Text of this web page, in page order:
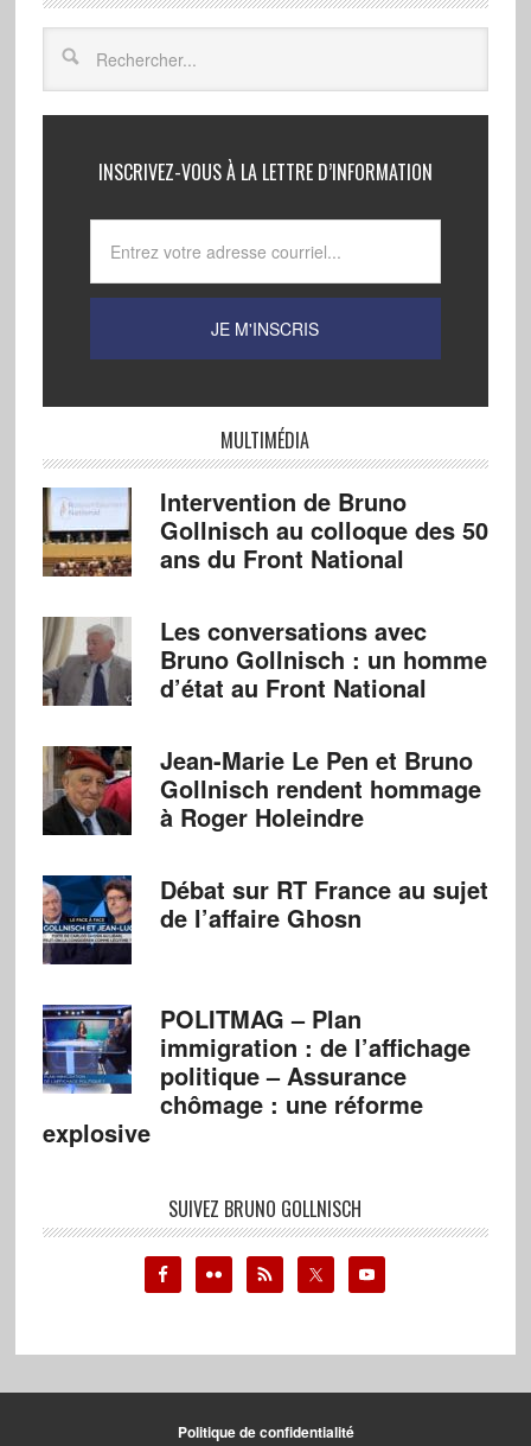
INSCRIVEZ-VOUS À LA LETTRE D’INFORMATION
MULTIMÉDIA
Intervention de Bruno
Gollnisch au colloque des 50
ans du Front National
Les conversations avec
Bruno Gollnisch : un homme
d’état au Front National
Jean-Marie Le Pen et Bruno
Gollnisch rendent hommage
à Roger Holeindre
Débat sur RT France au sujet
de l’affaire Ghosn
POLITMAG – Plan
immigration : de l’affichage
politique – Assurance
chômage : une réforme
explosive
SUIVEZ BRUNO GOLLNISCH
Politique de confidentialité